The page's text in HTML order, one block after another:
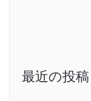
最近の投稿